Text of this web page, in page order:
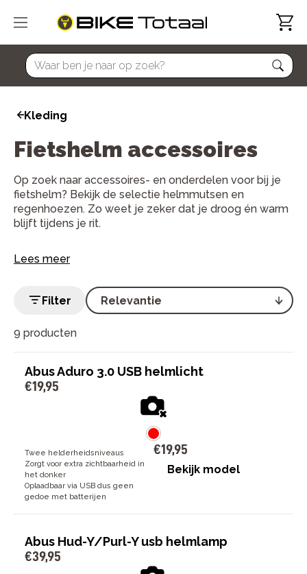
home
Kleding
Fietshelm accessoires
Op zoek naar accessoires- en onderdelen voor bij je
fietshelm? Bekijk de selectie helmmutsen en
regenhoezen. Zo weet je zeker dat je droog én warm
blijft tijdens je rit.
Lees meer
9 producten
Filter
Abus Aduro 3.0 USB helmlicht
€19,95
Twee helderheidsniveaus
Zorgt voor extra zichtbaarheid in
het donker
Oplaadbaar via USB dus geen
gedoe met batterijen
€19,95
Bekijk model
Abus Hud-Y/Purl-Y usb helmlamp
€39,95